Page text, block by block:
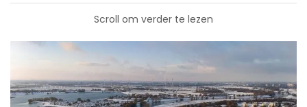
Scroll om verder te lezen